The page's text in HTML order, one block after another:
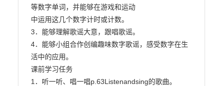
等数字单词，并能够在游戏和运动
中运用这几个数字计时或计数。
3．能够理解歌谣大意，跟唱歌谣。
4．能够小组合作创编趣味数字歌谣，感受数字在生
活中的应用。
课前学习任务
1．听一听、唱一唱p.63Listenandsing的歌曲。